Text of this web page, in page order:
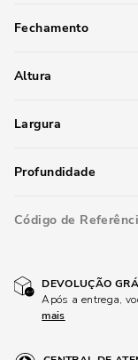
Fechamento
Altura
Largura
Profundidade
Código de
DEVOLUÇÃO
Após a entrega,
mais